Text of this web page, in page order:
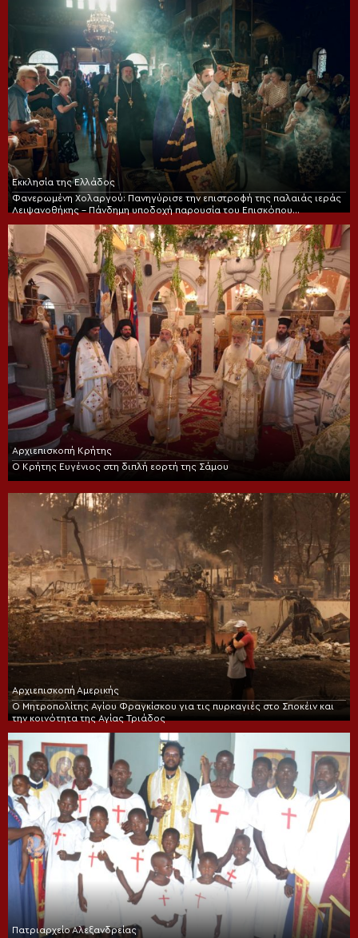
Εκκλησία της Ελλάδος
Φανερωμένη Χολαργού: Πανηγύρισε την επιστροφή της παλαιάς ιεράς
Λειψανοθήκης – Πάνδημη υποδοχή παρουσία του Επισκόπου
Αρχιεπισκοπή Κρήτης
Ο Κρήτης Ευγένιος στη διπλή εορτή της Σάμου
Αρχιεπισκοπή Αμερικής
Ο Μητροπολίτης Αγίου Φραγκίσκου για τις πυρκαγιές στο Σποκέιν και
την κοινότητα της Αγίας Τριάδος
Πατριαρχείο Αλεξανδρείας